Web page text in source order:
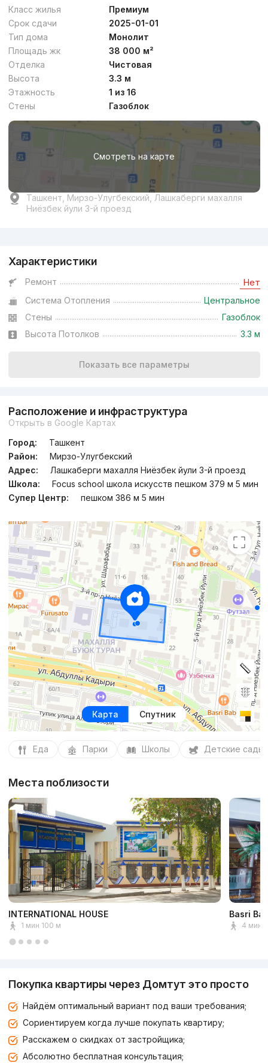
Класс жилья
Премиум
Срок сдачи
2025-01-01
Тип дома
Монолит
Площадь жк
38 000 м²
Отделка
Чистовая
Высота
3.3 м
Этажность
1 из 16
Стены
Газоблок
Смотреть на карте
Ташкент, Мирзо-Улугбекский, Лашкаберги махалля
Ниёзбек йули 3-й проезд
Характеристики
Ремонт Нет
Система Отопления
Центральное
Стены
Газоблок
Высота Потолков
3.3 м
Показать все параметры
Расположение и инфраструктура
Открыть в Google Картах
Город:
Ташкент
Район:
Мирзо-Улугбекский
Адрес:
Лашкаберги махалля Ниёзбек йули 3-й проезд
Школа:
Focus school школа искусств пешком 379 м 5 мин
Супер Центр:
пешком 386 м 5 мин
Карта Спутник
Еда Парки Школы Детские сады
Места поблизости
INTERNATIONAL HOUSE
1 мин 100 м
Basri
4 мин
Покупка квартиры через Домтут это просто
Найдём оптимальный вариант под ваши требования;
Сориентируем когда лучше покупать квартиру;
Расскажем о скидках от застройщика;
Абсолютно бесплатная консультация;